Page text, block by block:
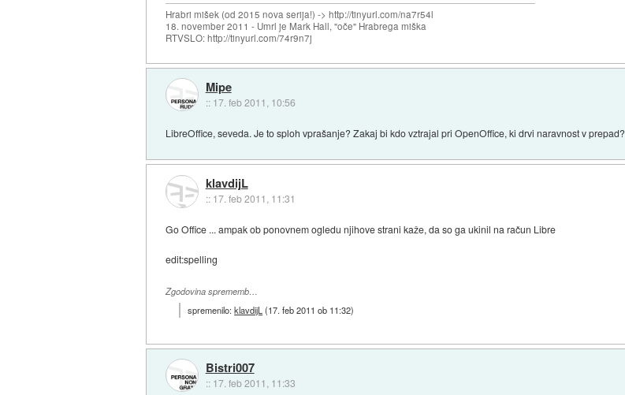
Hrabri mišek (od 2015 nova serija!) -> http://tinyurl.com/na7r54l
18. november 2011 - Umrl je Mark Hall, "oče" Hrabrega miška
RTVSLO: http://tinyurl.com/74r9n7j
Mipe
:: 17. feb 2011, 10:56
LibreOffice, seveda. Je to sploh vprašanje? Zakaj bi kdo vztrajal pri OpenOffice, ki drvi naravnost v prepad?
klavdijL
:: 17. feb 2011, 11:31
Go Office ... ampak ob ponovnem ogledu njihove strani kaže, da so ga ukinil na račun Libre
edit:spelling
Zgodovina sprememb…
spremenilo:klavdijL (17. feb 2011 ob 11:32)
Bistri007
:: 17. feb 2011, 11:33